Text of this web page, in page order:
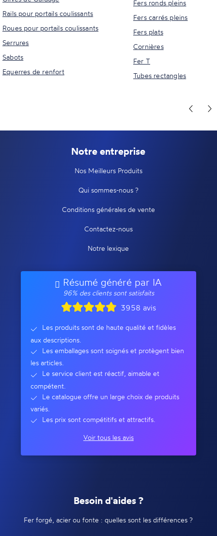
Rails pour portails coulissants
Roues pour portails coulissants
Serrures
Sabots
Equerres de renfort
Fers ronds pleins
Fers carrés pleins
Fers plats
Cornières
Fer T
Tubes rectangles
Notre entreprise
Nos Meilleurs Produits
Qui sommes-nous ?
Conditions générales de vente
Contactez-nous
Notre lexique
Résumé généré par IA
96% des clients sont satisfaits
3958 avis
Les produits sont de haute qualité et fidèles
aux descriptions.
Les emballages sont soignés et protègent bien
les articles.
Le service client est réactif, aimable et
compétent.
Le catalogue offre un large choix de produits
variés.
Les prix sont compétitifs et attractifs.
Voir tous les avis
Besoin d'aides ?
Fer forgé, acier ou fonte : quelles sont les différences ?